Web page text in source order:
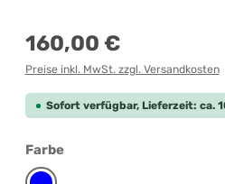
Regulärer Preis:
160,00 €
Preise inkl. MwSt. zzgl. Versandkosten
Sofort verfügbar, Lieferzeit: ca.
Farbeauswählen